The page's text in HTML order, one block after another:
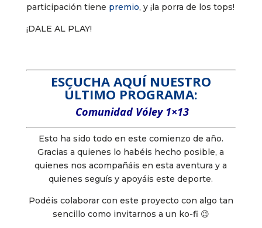
participación tiene premio, y ¡la porra de los tops!
¡DALE AL PLAY!
ESCUCHA AQUÍ NUESTRO
ÚLTIMO PROGRAMA:
Comunidad Vóley 1×13
Esto ha sido todo en este comienzo de año.
Gracias a quienes lo habéis hecho posible, a
quienes nos acompañáis en esta aventura y a
quienes seguís y apoyáis este deporte.
Podéis colaborar con este proyecto con algo tan
sencillo como invitarnos a un ko-fi 😉